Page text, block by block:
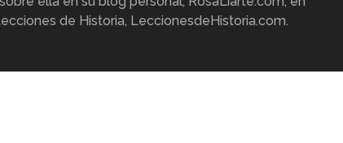
de Historia, LeccionesdeHistoria.com.